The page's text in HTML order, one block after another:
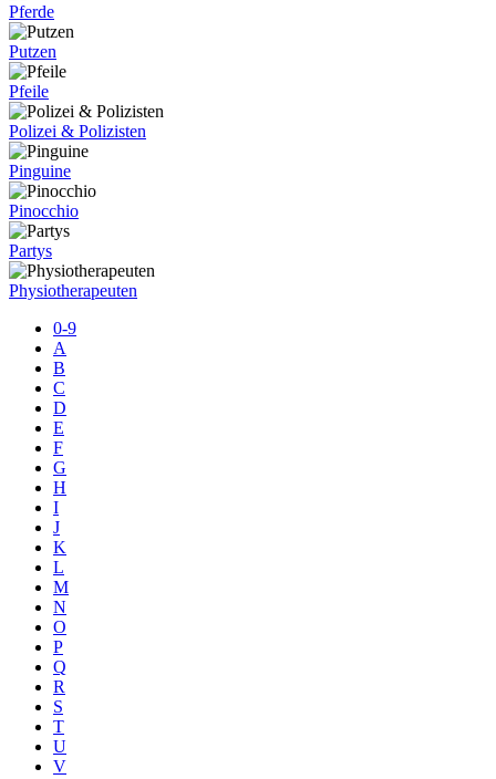
Pferde
Putzen
Pfeile
Polizei & Polizisten
Pinguine
Pinocchio
Partys
Physiotherapeuten
0-9
A
B
C
D
E
F
G
H
I
J
K
L
M
N
O
P
Q
R
S
T
U
V